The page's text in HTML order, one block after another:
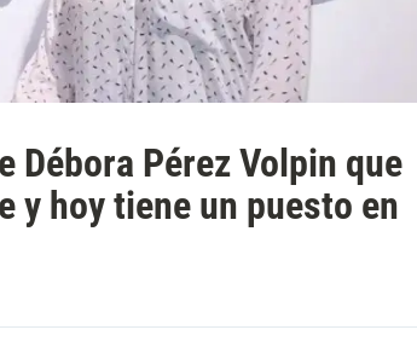
Débora Pérez Volpin que
y hoy tiene un puesto en